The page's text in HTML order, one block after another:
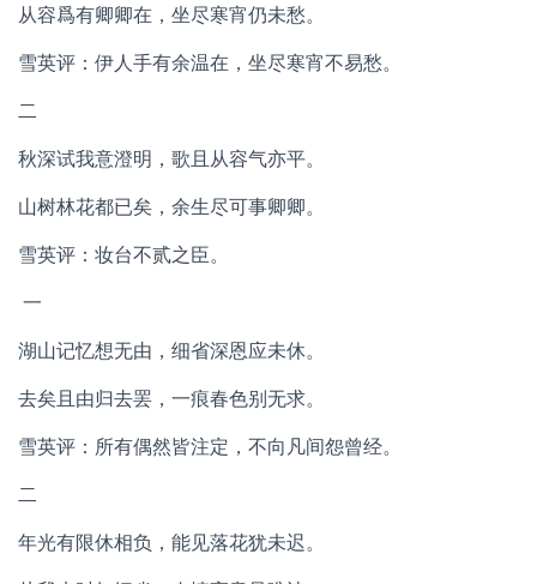
从容爲有卿卿在，坐尽寒宵仍未愁。
雪英评：伊人手有余温在，坐尽寒宵不易愁。
二
秋深试我意澄明，歌且从容气亦平。
山树林花都已矣，余生尽可事卿卿。
雪英评：妆台不贰之臣。
一
湖山记忆想无由，细省深恩应未休。
去矣且由归去罢，一痕春色别无求。
雪英评：所有偶然皆注定，不向凡间怨曾经。
二
年光有限休相负，能见落花犹未迟。